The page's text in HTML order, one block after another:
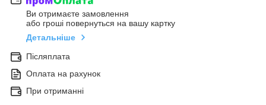
Ви отримаєте замовлення
або гроші повернуться на вашу картку
Детальніше
Післяплата
Оплата на рахунок
При отриманні